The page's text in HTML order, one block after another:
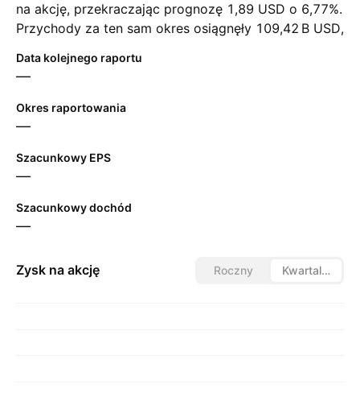
na akcję, przekraczając prognozę 1,89 USD o 6,77%.
Przychody za ten sam okres osiągnęły ‪109,42 B‬ USD,
kolejnym kwartale analitycy oczekują 1,99 USD
Data kolejnego raportu
—
Okres raportowania
—
Szacunkowy EPS
—
Szacunkowy dochód
—
Zysk na akcję Roczny Kwartalny